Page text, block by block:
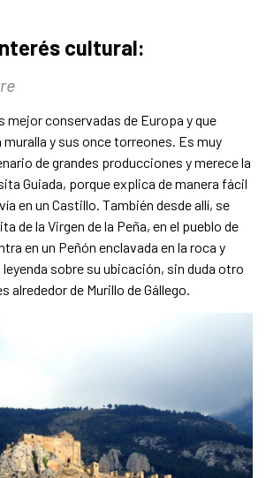
cultural:
mejor conservadas de Europa y que
y sus once torreones. Es muy
de grandes producciones y merece la
Guiada, porque explica de manera fácil
en un Castillo. También desde allí, se
de la Virgen de la Peña, en el pueblo de
en un Peñón enclavada en la roca y
sobre su ubicación, sin duda otro
alrededor de Murillo de Gállego.